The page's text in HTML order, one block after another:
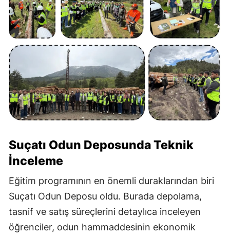
Suçatı Odun Deposunda Teknik
İnceleme
Eğitim programının en önemli duraklarından biri
Suçatı Odun Deposu oldu. Burada depolama,
tasnif ve satış süreçlerini detaylıca inceleyen
öğrenciler, odun hammaddesinin ekonomik